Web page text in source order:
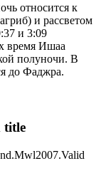
относится к
и рассветом
и 3:09
время Ишаа
полуночи. В
до Фаджра.
title